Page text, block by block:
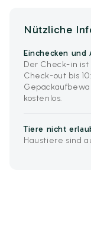
Nützliche
Einchecken und
Der Check-in ist
Check-out bis
kostenlos.
Tiere nicht
Haustiere sind